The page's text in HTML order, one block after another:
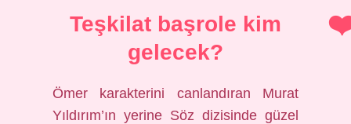
Teşkilat başrole kim
gelecek?
Ömer karakterini canlandıran Murat
Yıldırım’ın yerine Söz dizisinde güzel